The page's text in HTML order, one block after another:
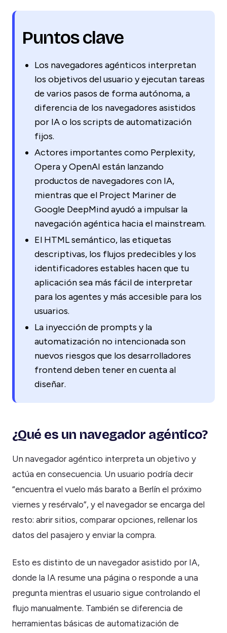
Puntos clave
Los navegadores agénticos interpretan
los objetivos del usuario y ejecutan tareas
de varios pasos de forma autónoma, a
diferencia de los navegadores asistidos
por IA o los scripts de automatización
fijos.
Actores importantes como Perplexity,
Opera y OpenAI están lanzando
productos de navegadores con IA,
mientras que el Project Mariner de
Google DeepMind ayudó a impulsar la
navegación agéntica hacia el mainstream.
El HTML semántico, las etiquetas
descriptivas, los flujos predecibles y los
identificadores estables hacen que tu
aplicación sea más fácil de interpretar
para los agentes y más accesible para los
usuarios.
La inyección de prompts y la
automatización no intencionada son
nuevos riesgos que los desarrolladores
frontend deben tener en cuenta al
diseñar.
¿Qué es un navegador agéntico?
Un navegador agéntico interpreta un objetivo y
actúa en consecuencia. Un usuario podría decir
“encuentra el vuelo más barato a Berlín el próximo
viernes y resérvalo”, y el navegador se encarga del
resto: abrir sitios, comparar opciones, rellenar los
datos del pasajero y enviar la compra.
Esto es distinto de un navegador asistido por IA,
donde la IA resume una página o responde a una
pregunta mientras el usuario sigue controlando el
flujo manualmente. También se diferencia de
herramientas básicas de automatización de